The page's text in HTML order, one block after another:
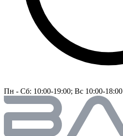
Пн - Сб: 10:00-19:00; Вс 10:00-18:00